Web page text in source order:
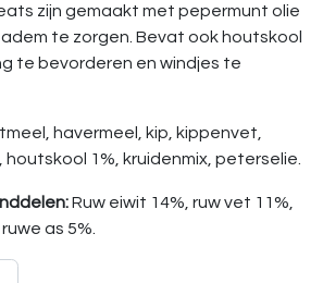
zijn gemaakt met pepermunt olie
te zorgen. Bevat ook houtskool
te bevorderen en windjes te
havermeel, kip, kippenvet,
1%, kruidenmix, peterselie.
Ruw eiwit 14%, ruw vet 11%,
as 5%.